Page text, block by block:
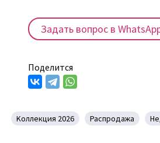
Задать вопрос в
Поделится
Kоллекция 2026 Распродажа